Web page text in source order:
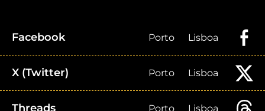
Facebook Porto Lisboa
X (Twitter) Porto Lisboa
Threads Porto Lisboa